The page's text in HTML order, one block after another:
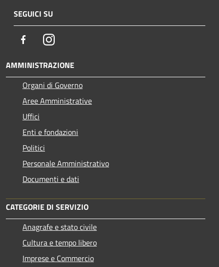
SEGUICI SU
FacebookInstagram
AMMINISTRAZIONE
Organi di Governo
Aree Amministrative
Uffici
Enti e fondazioni
Politici
Personale Amministrativo
Documenti e dati
CATEGORIE DI SERVIZIO
Anagrafe e stato civile
Cultura e tempo libero
Imprese e Commercio